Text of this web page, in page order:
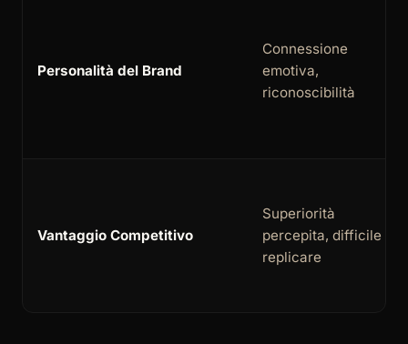
Personalità del Brand
Connessione
emotiva,
riconoscibilità
Vantaggio Competitivo
Superiorità
percepita, difficile da
replicare